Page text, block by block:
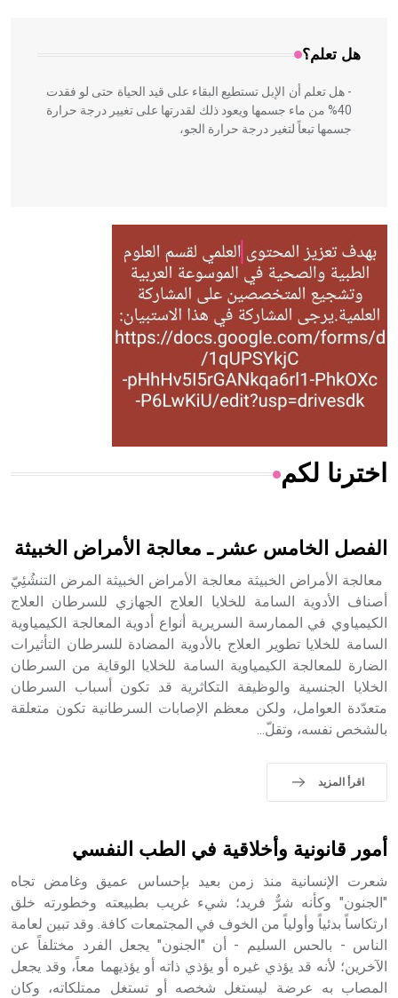
هل تعلم؟
- هل تعلم أن الإبل تستطيع البقاء على قيد الحياة حتى لو فقدت
40% من ماء جسمها ويعود ذلك لقدرتها على تغيير درجة حرارة
جسمها تبعاً لتغير درجة حرارة الجو،
- هل تعلم أن أبقراط كتب في الطب أربعة مؤلفات هي:
الحكم، الأدلة، تنظيم التغذية، ورسالته في جروح الرأس. ويعود
له الفضل بأنه حرر الطب من الدين والفلسفة.
- هل تعلم أن المرجان إفراز حيواني يتكون في البحر ويتركب
من مادة كربونات الكلسيوم، وهو أحمر أو شديد الحمرة وهو
أجود أنواعه، ويمتاز بكبر الحجم ويسمى الش
هل تعلم أن الأبسيد كلمة فرنسية اللفظ تم اعتمادها مصطلحاً
- هل تعلم أن أبجر Abgar اسم معروف جيداً يعود إلى عدد من
الملوك الذين حكموا مدينة إديسا (الرها) من أبجر الأول وحتى
التاسع، وهم ينتسبون إلى أسرة أوسروين
sign تكتب منفصلة غير متصلة، وتعتمد المبدأ الأكوروفوني،
اخترنا لكم
الفصل الخامس عشر ـ معالجة الأمراض الخبيثة
معالجة الأمراض الخبيثة معالجة الأمراض الخبيثة المرض التنشُئِيّ
أصناف الأدوية السامة للخلايا العلاج الجهازي للسرطان العلاج
الكيمياوي في الممارسة السريرية أنواع أدوية المعالجة الكيمياوية
السامة للخلايا تطوير العلاج بالأدوية المضادة للسرطان التأثيرات
الضارة للمعالجة الكيمياوية السامة للخلايا الوقاية من السرطان
الخلايا الجنسية والوظيفة التكاثرية قد تكون أسباب السرطان
متعدّدة العوامل، ولكن معظم الإصابات السرطانية تكون متعلقة
بالشخص نفسه، وتقلّ...
اقرأ المزيد
أمور قانونية وأخلاقية في الطب النفسي
شعرت الإنسانية منذ زمن بعيد بإحساس عميق وغامض تجاه
"الجنون" وكأنه شرٌّ فريد؛ شيء غريب بطبيعته وخطورته خلق
ارتكاساً بدئياً وأولياً من الخوف في المجتمعات كافة. وقد تبين لعامة
الناس - بالحس السليم - أن "الجنون" يجعل الفرد مختلفاً عن
الآخرين؛ لأنه قد يؤذي غيره أو يؤذي ذاته أو يؤذيهما معاً، وقد يجعل
المصاب به عرضة ليستغل شخصه أو تستغل ممتلكاته، وكان